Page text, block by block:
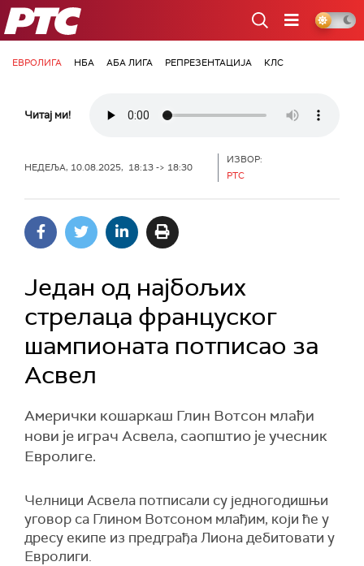
РТС
ЕВРОЛИГА НБА АБА ЛИГА РЕПРЕЗЕНТАЦИЈА КЛС
Читај ми!
НЕДЕЉА, 10.08.2025, 18:13 -> 18:30
ИЗВОР:
РТС
Један од најбољих
стрелаца француског
шампионата потписао за
Асвел
Амерички кошаркаш Глин Вотсон млађи
нови је играч Асвела, саопштио је учесник
Евролиге.
Челници Асвела потписали су једногодишњи
уговор са Глином Вотсоном млађим, који ће у
дресу екипе из предграђа Лиона дебитовати у
Евролиги.